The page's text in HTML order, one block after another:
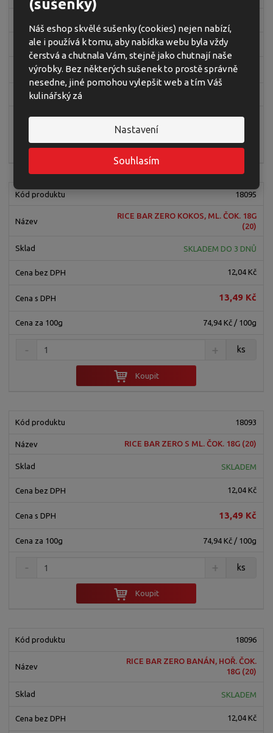
(sušenky)
Náš eshop skvělé sušenky (cookies) nejen nabízí,
ale i používá k tomu, aby nabídka webu byla vždy
čerstvá a chutnala Vám, stejně jako chutnají naše
výrobky. Bez některých sušenek to prostě správně
nesedne, jiné pomohou vylepšit web a tím Váš
kulinářský zá
Nastavení
Souhlasím
10,62 Kč
11,90 Kč
ks
Koupit
18095
RICE BAR ZERO KOKOS, ML. ČOK. 18G
(20)
SKLADEM DO 3 DNŮ
12,04 Kč
13,49 Kč
74,94 Kč / 100g
ks
Koupit
18093
RICE BAR ZERO S ML. ČOK. 18G (20)
SKLADEM
12,04 Kč
13,49 Kč
74,94 Kč / 100g
ks
Koupit
18096
RICE BAR ZERO BANÁN, HOŘ. ČOK.
18G (20)
SKLADEM
12,04 Kč